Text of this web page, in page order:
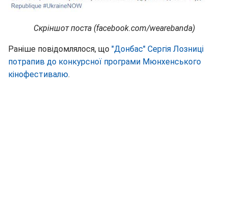
Скріншот поста (facebook.com/wearebanda)
Раніше повідомлялося, що "Донбас" Сергія Лозниці
потрапив до конкурсної програми Мюнхенського
кінофестивалю.